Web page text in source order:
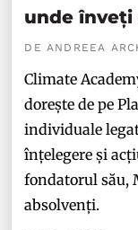
unde înveți
DE ANDREEA
Climate
dorește de pe
individuale
înțelegere și
fondatorul său,
absolvenți.